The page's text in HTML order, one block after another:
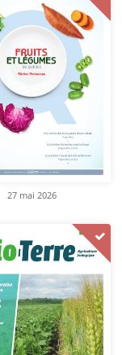
27 mai 2026